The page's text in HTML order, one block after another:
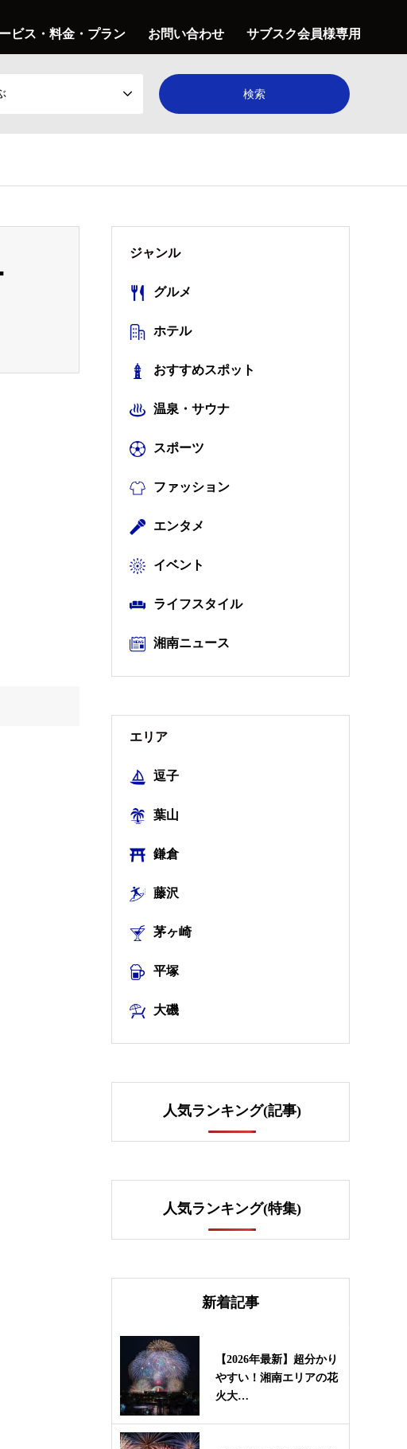
ビス・料金・プラン お問い合わせ サブスク会員様専用
ジャンル
グルメ
ホテル
おすすめスポット
温泉・サウナ
スポーツ
ファッション
エンタメ
イベント
ライフスタイル
湘南ニュース
エリア
逗子
葉山
鎌倉
藤沢
茅ヶ崎
平塚
大磯
人気ランキング(記事)
人気ランキング(特集)
新着記事
【2026年最新】超分かり
やすい！湘南エリアの花
火大…